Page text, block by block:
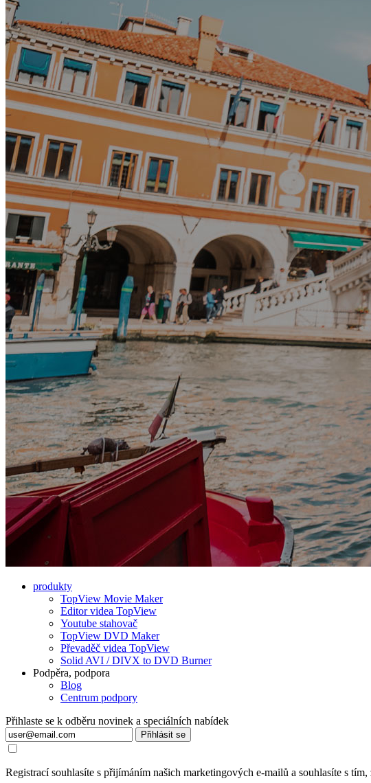
produkty
TopView Movie Maker
Editor videa TopView
Youtube stahovač
TopView DVD Maker
Převaděč videa TopView
Solid AVI / DIVX to DVD Burner
Podpěra, podpora
Blog
Centrum podpory
Přihlaste se k odběru novinek a speciálních nabídek
Přihlásit se
Registrací souhlasíte s přijímáním našich marketingových e-mailů a souhlasíte s